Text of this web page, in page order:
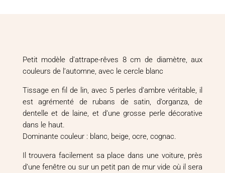
Petit modèle d’attrape-rêves 8 cm de diamètre, aux
couleurs de l’automne, avec le cercle blanc
Tissage en fil de lin, avec 5 perles d’ambre véritable, il
est agrémenté de rubans de satin, d’organza, de
dentelle et de laine, et d’une grosse perle décorative
dans le haut.
Dominante couleur : blanc, beige, ocre, cognac.
Il trouvera facilement sa place dans une voiture, près
d’une fenêtre ou sur un petit pan de mur vide où il sera